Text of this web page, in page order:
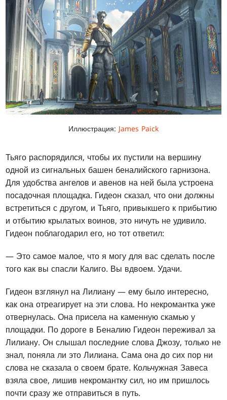
Иллюстрация: James Paick
Тьяго распорядился, чтобы их пустили на вершину
одной из сигнальных башен беналийского гарнизона.
Для удобства ангелов и авенов на ней была устроена
посадочная площадка. Гидеон сказал, что они должны
встретиться с другом, и Тьяго, привыкшего к прибытию
и отбытию крылатых воинов, это ничуть не удивило.
Гидеон поблагодарил его, но тот ответил:
— Это самое малое, что я могу для вас сделать после
того как вы спасли Калиго. Вы вдвоем. Удачи.
Гидеон взглянул на Лилиану — ему было интересно,
как она отреагирует на эти слова. Но некромантка уже
отвернулась. Она присела на каменную скамью у
площадки. По дороге в Беналию Гидеон переживал за
Лилиану. Он слышал последние слова Джозу, только не
знал, поняла ли это Лилиана. Сама она до сих пор ни
слова не сказала о своем брате. Кольчужная Завеса
взяла свое, лишив некромантку сил, но им пришлось
почти сразу же отправиться в путь.